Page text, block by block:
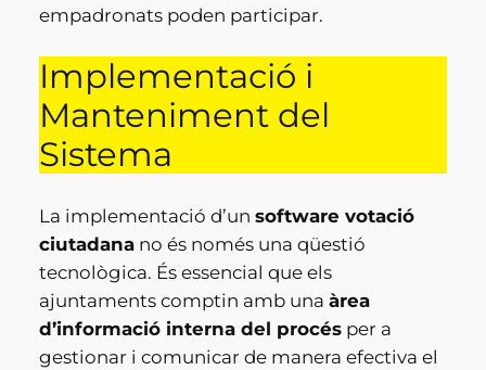
empadronats poden participar.
Implementació i
Manteniment del
Sistema
La implementació d’un software votació
ciutadanano és només una qüestió
tecnològica. És essencial que els
ajuntaments comptin amb una àrea
d’informació interna del procésper a
gestionar i comunicar de manera efectiva el